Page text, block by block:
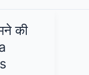
की